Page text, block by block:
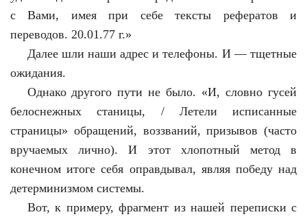
с Вами, имея при себе тексты рефератов и
переводов. 20.01.77 г.»
Далее шли наши адрес и телефоны. И — тщетные
ожидания.
Однако другого пути не было. «И, словно гусей
белоснежных станицы, / Летели исписанные
страницы» обращений, воззваний, призывов (часто
вручаемых лично). И этот хлопотный метод в
конечном итоге себя оправдывал, являя победу над
детерминизмом системы.
Вот, к примеру, фрагмент из нашей переписки с